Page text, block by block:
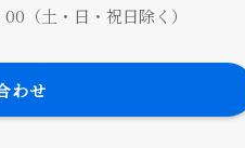
（土・日・祝日除く）
わせ